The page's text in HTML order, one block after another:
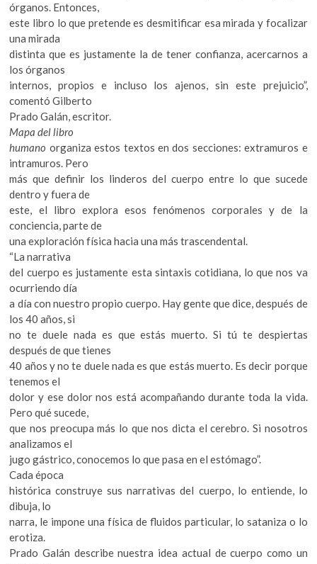
órganos. Entonces,
este libro lo que pretende es desmitificar esa mirada y focalizar
una mirada
distinta que es justamente la de tener confianza, acercarnos a
los órganos
internos, propios e incluso los ajenos, sin este prejuicio”,
comentó Gilberto
Prado Galán, escritor.
Mapa del libro
humano organiza estos textos en dos secciones: extramuros e
intramuros. Pero
más que definir los linderos del cuerpo entre lo que sucede
dentro y fuera de
este, el libro explora esos fenómenos corporales y de la
conciencia, parte de
una exploración física hacia una más trascendental.
“La narrativa
del cuerpo es justamente esta sintaxis cotidiana, lo que nos va
ocurriendo día
a día con nuestro propio cuerpo. Hay gente que dice, después de
los 40 años, si
no te duele nada es que estás muerto. Si tú te despiertas
después de que tienes
40 años y no te duele nada es que estás muerto. Es decir porque
tenemos el
dolor y ese dolor nos está acompañando durante toda la vida.
Pero qué sucede,
que nos preocupa más lo que nos dicta el cerebro. Si nosotros
analizamos el
jugo gástrico, conocemos lo que pasa en el estómago”.
Cada época
histórica construye sus narrativas del cuerpo, lo entiende, lo
dibuja, lo
narra, le impone una física de fluidos particular, lo sataniza o lo
erotiza.
Prado Galán describe nuestra idea actual de cuerpo como un